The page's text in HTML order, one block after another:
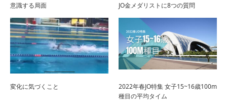
意識する局面 JO金メダリストに8つの質問
変化に気づくこと
2022年春JO特集 女子15~16歳100m
種目の平均タイム